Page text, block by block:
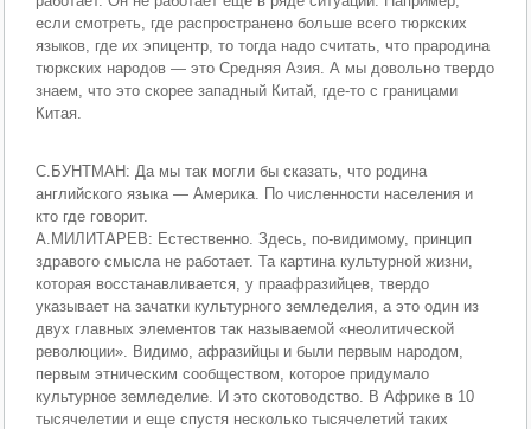
если смотреть, где распространено больше всего тюркских
языков, где их эпицентр, то тогда надо считать, что прародина
тюркских народов — это Средняя Азия. А мы довольно твердо
знаем, что это скорее западный Китай, где-то с границами
Китая.
С.БУНТМАН: Да мы так могли бы сказать, что родина
английского языка — Америка. По численности населения и
кто где говорит.
А.МИЛИТАРЕВ: Естественно. Здесь, по-видимому, принцип
здравого смысла не работает. Та картина культурной жизни,
которая восстанавливается, у праафразийцев, твердо
указывает на зачатки культурного земледелия, а это один из
двух главных элементов так называемой «неолитической
революции». Видимо, афразийцы и были первым народом,
первым этническим сообществом, которое придумало
культурное земледелие. И это скотоводство. В Африке в 10
тысячелетии и еще спустя несколько тысячелетий таких